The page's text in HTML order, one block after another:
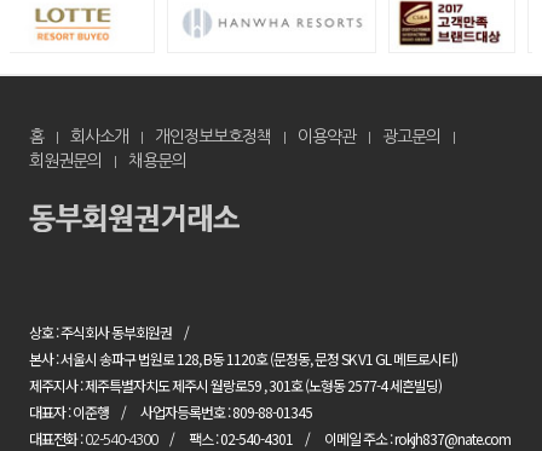
홈 회사소개 개인정보보호정책 이용약관
광고문의
회원권문의
채용문의
상호 : 주식회사 동부회원권
본사 : 서울시 송파구 법원로 128, B동 1120호 (문정동, 문정 SK V1 GL 메트로시티)
제주지사 : 제주특별자치도 제주시 월랑로59 , 301호 (노형동 2577-4 세흔빌딩)
대표자 : 이준행
사업자등록번호 : 809-88-01345
대표전화 :02-540-4300 팩스 : 02-540-4301 이메일 주소 : rokjh837@nate.com